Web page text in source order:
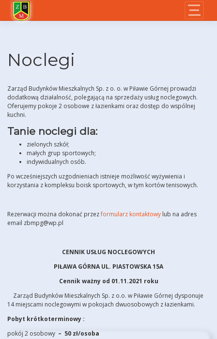
content
Noclegi
Zarząd Budynków Mieszkalnych Sp. z o. o. w Piławie Górnej prowadzi
dodatkową działalność, polegającą na sprzedaży usług noclegowych.
Oferujemy pokoje 2 osobowe z łazienkami oraz dostęp do wspólnej
kuchni.
Tanie noclegi dla:
zielonych szkół;
małych grup sportowych;
indywidualnych osób.
Po wcześniejszych uzgodnieniach istnieje możliwość wyżywienia i
korzystania z kompleksu boisk sportowych, w tym kortów tenisowych.
Rezerwacji można dokonać przezformularz kontaktowy lub na adres
email zbmpg@wp.pl
CENNIK USŁUG NOCLEGOWYCH
PIŁAWA GÓRNA UL. PIASTOWSKA 15A
Cennik ważny od 01.11.2021 roku
Zarząd Budynków Mieszkalnych Sp. z o.o. w Piławie Górnej dysponuje
14 miejscami noclegowymi w pokojach dwuosobowych z łazienkami.
Pobyt krótkoterminowy :
pokój 2 osobowy – 50 zł/osoba